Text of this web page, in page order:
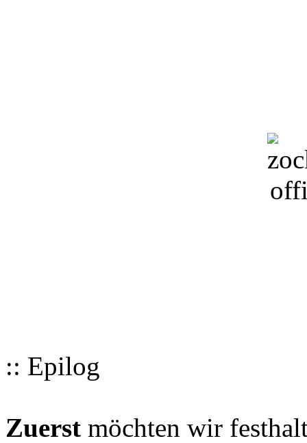
:: Epilog
Zuerst möchten wir